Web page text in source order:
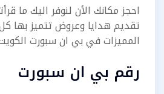
احجز مكانك الأن لنوفر اليك ما
تقديم هدايا وعروض تتميز بها
المميزات في بي ان سبورت
رقم بي ان سبورت